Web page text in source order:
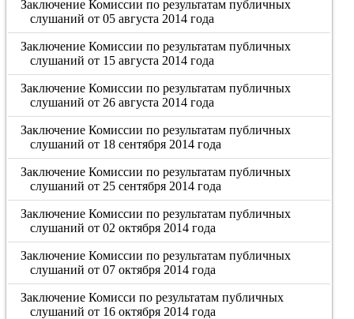
Заключение Комиссии по результатам публичных
слушаний от 05 августа 2014 года
Заключение Комиссии по результатам публичных
слушаний от 15 августа 2014 года
Заключение Комиссии по результатам публичных
слушаний от 26 августа 2014 года
Заключение Комиссии по результатам публичных
слушаний от 18 сентября 2014 года
Заключение Комиссии по результатам публичных
слушаний от 25 сентября 2014 года
Заключение Комиссии по результатам публичных
слушаний от 02 октября 2014 года
Заключение Комиссии по результатам публичных
слушаний от 07 октября 2014 года
Заключение Комисси по результатам публичных
слушаний от 16 октября 2014 года